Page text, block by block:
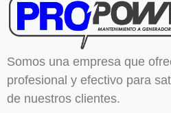
Somos una empresa que
profesional y efectivo para
de nuestros clientes.